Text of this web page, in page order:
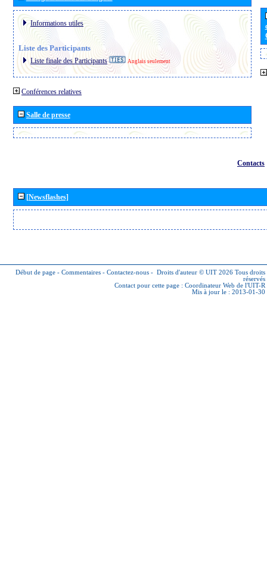
Informations utiles
Liste des Participants
Liste finale des Participants Anglais seulement
Conférences relatives
Salle de presse
Contacts
[Newsflashes]
Début de page - Commentaires - Contactez-nous - Droits d'auteur © UIT 2026 Tous droits
réservés
Contact pour cette page : Coordinateur Web de l'UIT-R
Mis à jour le : 2013-01-30